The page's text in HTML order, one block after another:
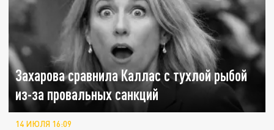
Захарова сравнила Каллас с тухлой рыбой
из-за провальных санкций
14 ИЮЛЯ 16:09